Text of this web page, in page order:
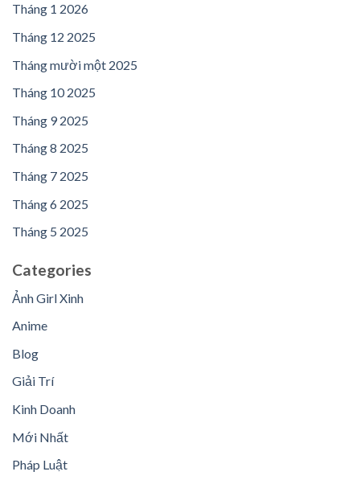
Tháng 1 2026
Tháng 12 2025
Tháng mười một 2025
Tháng 10 2025
Tháng 9 2025
Tháng 8 2025
Tháng 7 2025
Tháng 6 2025
Tháng 5 2025
Categories
Ảnh Girl Xinh
Anime
Blog
Giải Trí
Kinh Doanh
Mới Nhất
Pháp Luật